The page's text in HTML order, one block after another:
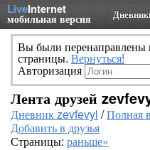
LiveInternet
мобильная версия
Вы были
страницы. Вернуться!
Авторизация
Лента друзей
Дневник zevfevyl /Полная
Добавить в друзья
Страницы: раньше»